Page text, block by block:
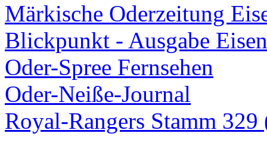
Märkische Oderzeitung
Blickpunkt - Ausgabe
Oder-Spree Fernsehen
Oder-Neiße-Journal
Royal-Rangers Stamm